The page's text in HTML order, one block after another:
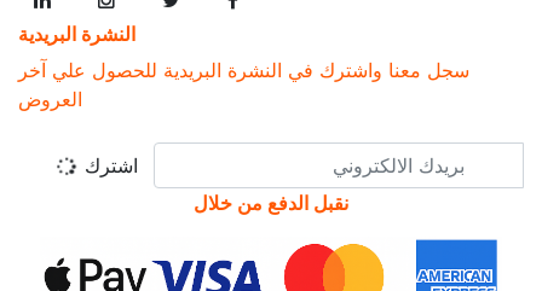
النشرة البريدية
سجل معنا واشترك في النشرة البريدية للحصول علي آخر
العروض
اشترك
نقبل الدفع من خلال